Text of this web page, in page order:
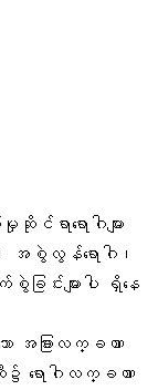
င်ရာရောဂါများ
၊ အစွဲလွန်ရောဂါ၊
ြင်းများပါ ရှိနေ
အခြားလက္ခဏာ
ရောဂါလက္ခဏာ